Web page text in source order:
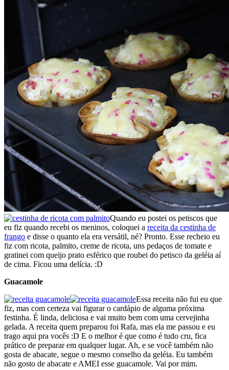
Quando eu postei os petiscos que
eu fiz quando recebi os meninos, coloquei a receita da cestinha de
frango e disse o quanto ela era versátil, né? Pronto. Esse recheio eu
fiz com ricota, palmito, creme de ricota, uns pedaços de tomate e
gratinei com queijo prato esférico que roubei do petisco da geléia aí
de cima. Ficou uma delícia. :D
Guacamole
Essa receita não fui eu que
fiz, mas com certeza vai figurar o cardápio de alguma próxima
festinha. É linda, deliciosa e vai muito bem com uma cervejinha
gelada. A receita quem preparou foi Rafa, mas ela me passou e eu
trago aqui pra vocês :D E o melhor é que como é tudo cru, fica
prático de preparar em qualquer lugar. Ah, e se você também não
gosta de abacate, segue o mesmo conselho da geléia. Eu também
não gosto de abacate e AMEI esse guacamole. Vai por mim.